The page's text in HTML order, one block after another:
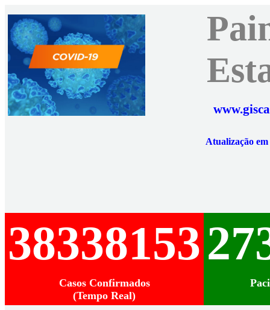
Atualização
38338153
Casos Confirmados
(Tempo Real)